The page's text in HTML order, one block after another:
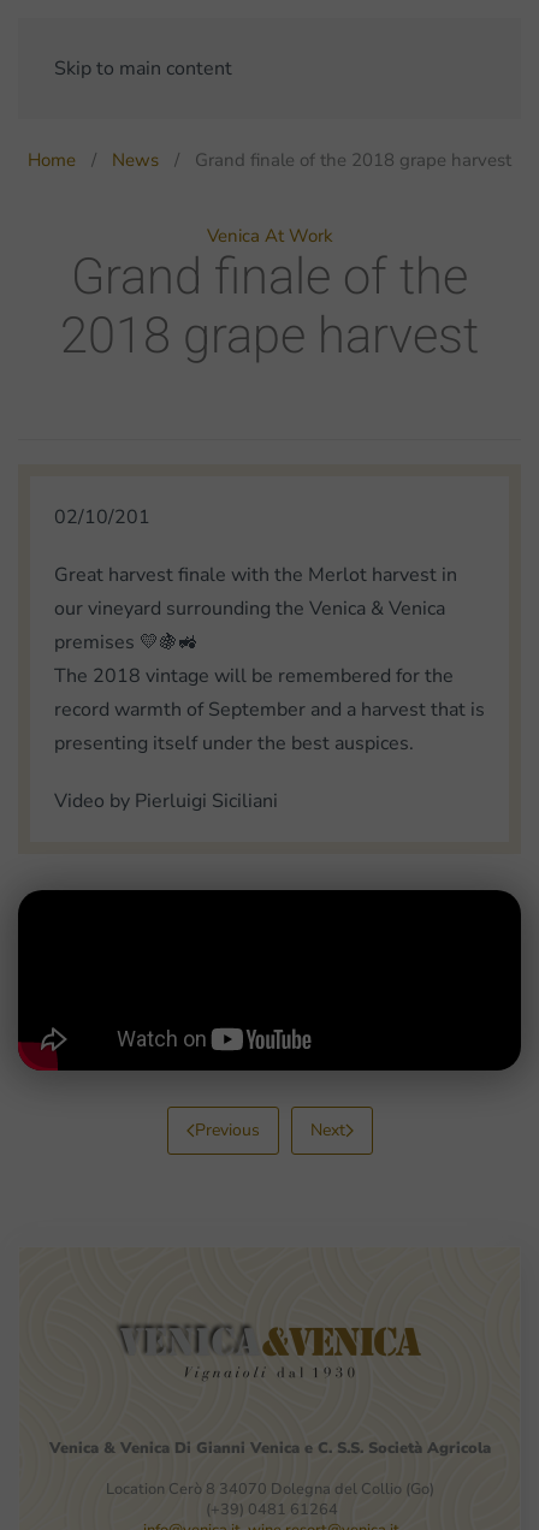
Skip to main content
Home News Grand finale of the 2018 grape harvest
Venica At Work
Grand finale of the
2018 grape harvest
02/10/201
Great harvest finale with the Merlot harvest in
our vineyard surrounding the Venica & Venica
premises 💛🍇🚜
The 2018 vintage will be remembered for the
record warmth of September and a harvest that is
presenting itself under the best auspices.
Video by Pierluigi Siciliani
Previous Next
Venica & Venica Di Gianni Venica e C. S.S. Società Agricola
Location Cerò 8 34070 Dolegna del Collio (Go)
(+39) 0481 61264